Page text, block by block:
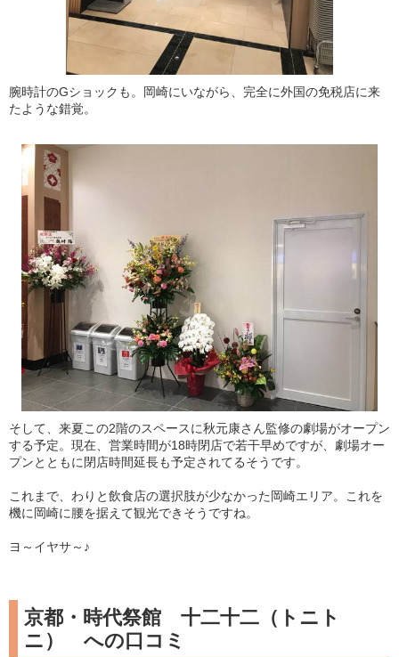
腕時計のGショックも。岡崎にいながら、完全に外国の免税店に来
たような錯覚。
そして、来夏この2階のスペースに秋元康さん監修の劇場がオープン
する予定。現在、営業時間が18時閉店で若干早めですが、劇場オー
プンとともに閉店時間延長も予定されてるそうです。
これまで、わりと飲食店の選択肢が少なかった岡崎エリア。これを
機に岡崎に腰を据えて観光できそうですね。
ヨ～イヤサ～♪
京都・時代祭館 十二十二（トニト
ニ） への口コミ